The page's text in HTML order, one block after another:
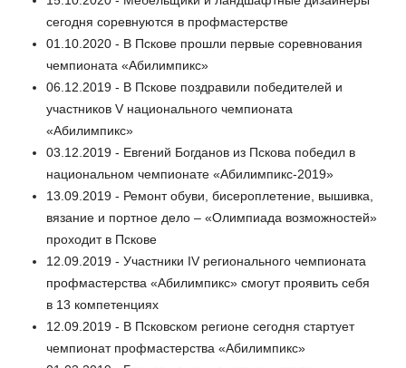
сегодня соревнуются в профмастерстве
01.10.2020 - В Пскове прошли первые соревнования
чемпионата «Абилимпикс»
06.12.2019 - В Пскове поздравили победителей и
участников V национального чемпионата
«Абилимпикс»
03.12.2019 - Евгений Богданов из Пскова победил в
национальном чемпионате «Абилимпикс-2019»
13.09.2019 - Ремонт обуви, бисероплетение, вышивка,
вязание и портное дело – «Олимпиада возможностей»
проходит в Пскове
12.09.2019 - Участники IV регионального чемпионата
профмастерства «Абилимпикс» смогут проявить себя
в 13 компетенциях
12.09.2019 - В Псковском регионе сегодня стартует
чемпионат профмастерства «Абилимпикс»